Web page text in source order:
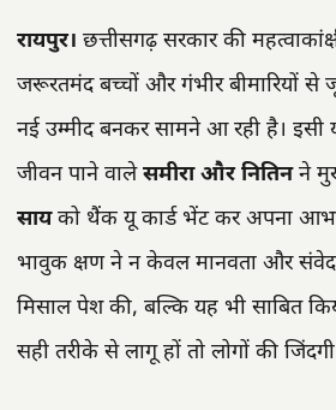
रायपुर। छत्तीसगढ़ सरकार की
जरूरतमंद बच्चों और गंभीर बीमारियों से
नई उम्मीद बनकर सामने आ रही है। इसी
जीवन पाने वालेसमीरा और नितिनने
सायको थैंक यू कार्ड भेंट कर अपना
भावुक क्षण ने न केवल मानवता और
मिसाल पेश की, बल्कि यह भी साबित
सही तरीके से लागू हों तो लोगों की